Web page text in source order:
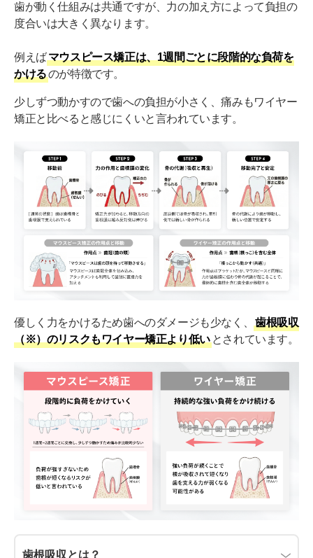
歯が動く仕組みは共通ですが、力の加え方によって負担の
度合いは大きく異なります。
例えばマウスピース矯正は、1週間ごとに段階的な負荷を
かけるのが特徴です。
少しずつ動かすので歯への負担が小さく、痛みもワイヤー
矯正と比べると感じにくいと言われています。
優しく力をかけるため歯へのダメージも少なく、
歯根吸収
（※）のリスクもワイヤー矯正より低い とされています。
歯根吸収とは？